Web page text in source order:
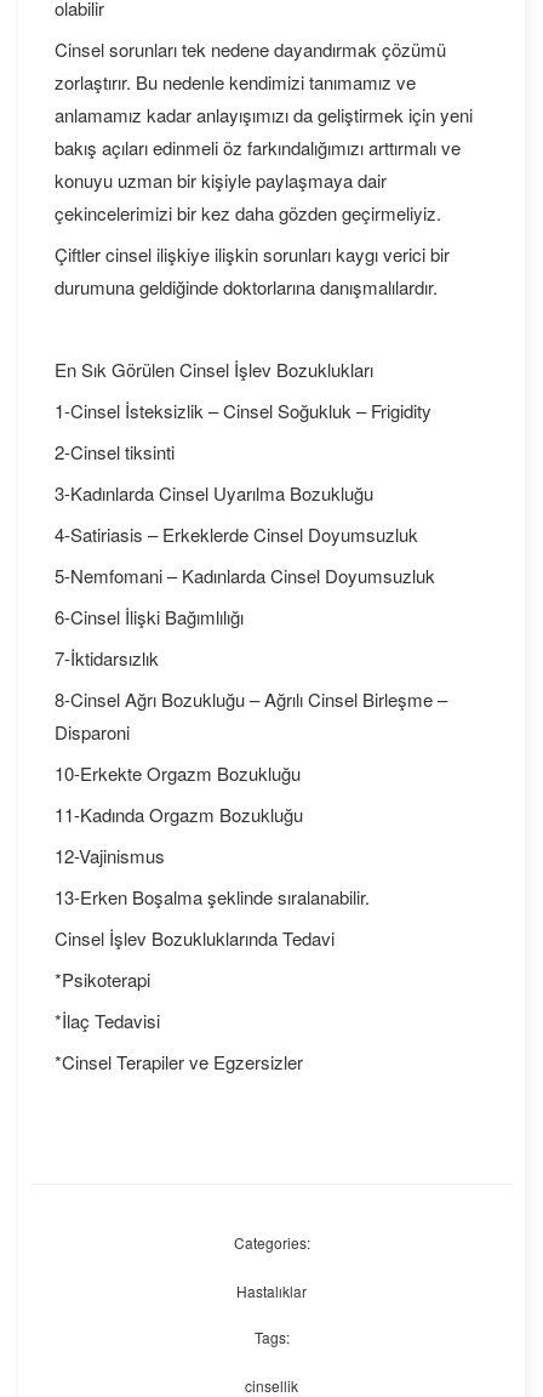
olabilir
Cinsel sorunları tek nedene dayandırmak çözümü
zorlaştırır. Bu nedenle kendimizi tanımamız ve
anlamamız kadar anlayışımızı da geliştirmek için yeni
bakış açıları edinmeli öz farkındalığımızı arttırmalı ve
konuyu uzman bir kişiyle paylaşmaya dair
çekincelerimizi bir kez daha gözden geçirmeliyiz.
Çiftler cinsel ilişkiye ilişkin sorunları kaygı verici bir
durumuna geldiğinde doktorlarına danışmalılardır.
En Sık Görülen Cinsel İşlev Bozuklukları
1-Cinsel İsteksizlik – Cinsel Soğukluk – Frigidity
2-Cinsel tiksinti
3-Kadınlarda Cinsel Uyarılma Bozukluğu
4-Satiriasis – Erkeklerde Cinsel Doyumsuzluk
5-Nemfomani – Kadınlarda Cinsel Doyumsuzluk
6-Cinsel İlişki Bağımlılığı
7-İktidarsızlık
8-Cinsel Ağrı Bozukluğu – Ağrılı Cinsel Birleşme –
Disparoni
10-Erkekte Orgazm Bozukluğu
11-Kadında Orgazm Bozukluğu
12-Vajinismus
13-Erken Boşalma şeklinde sıralanabilir.
Cinsel İşlev Bozukluklarında Tedavi
*Psikoterapi
*İlaç Tedavisi
*Cinsel Terapiler ve Egzersizler
Categories:
Hastalıklar
Tags:
cinsellik